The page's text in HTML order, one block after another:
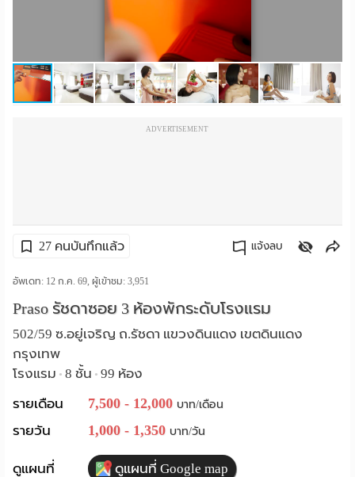
พัก
ราย
Language
:
English
ADVERTISEMENT
27 คนบันทึกแล้ว แจ้งลบ
อัพเดท: 12 ก.ค. 69, ผู้เข้าชม:3,951
Praso รัชดาซอย 3 ห้องพักระดับโรงแรม
502/59 ซ.อยู่เจริญ ถ.รัชดา แขวงดินแดง เขตดินแดง
กรุงเทพ
โรงแรม • 8 ชั้น • 99 ห้อง
รายเดือน
7,500 - 12,000 บาท/เดือน
รายวัน 1,000 - 1,350 บาท/วัน
ดูแผนที่ ดูแผนที่ Google map